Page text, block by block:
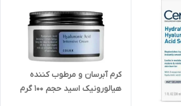
کرم آبرسان و مرطوب کننده
هیالورونیک اسید حجم ۱۰۰ گرم